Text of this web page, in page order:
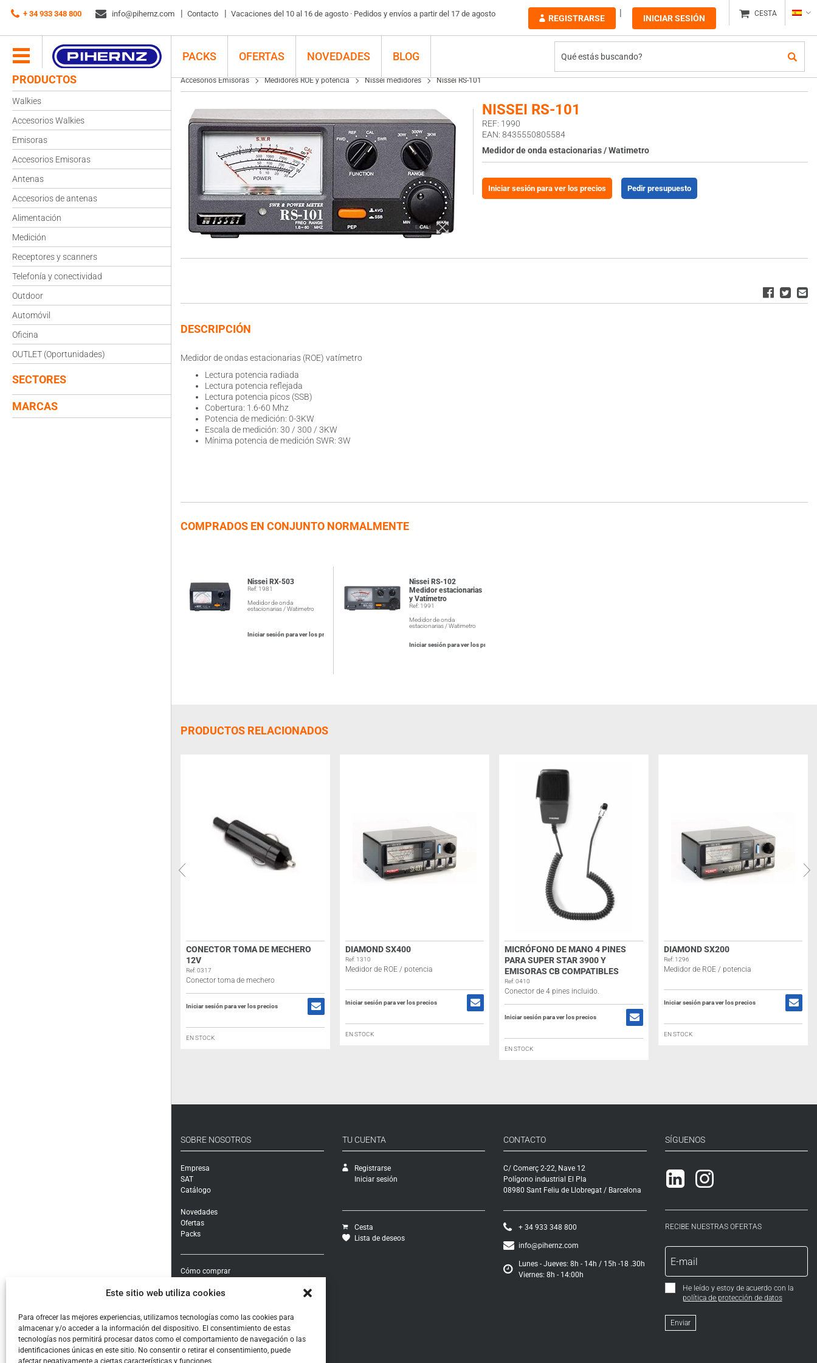
Este sitio web utiliza cookies
Para ofrecer las mejores experiencias, utilizamos tecnologías como las cookies para
almacenar y/o acceder a la información del dispositivo. El consentimiento de estas
tecnologías nos permitirá procesar datos como el comportamiento de navegación o las
identificaciones únicas en este sitio. No consentir o retirar el consentimiento, puede
afectar negativamente a ciertas características y funciones.
+ 34 933 348 800 info@pihernz.com Contacto Vacaciones del 10 al 16 de agosto · Pedidos y envíos a partir del 17 de agosto REGISTRARSE INICIAR SESIÓN CESTA
PACKS OFERTAS NOVEDADES
BLOG
PRODUCTOS
Walkies
Accesorios Walkies
Emisoras
Accesorios Emisoras
Antenas
Accesorios de antenas
Alimentación
Medición
Receptores y scanners
Telefonía y conectividad
Outdoor
Automóvil
Oficina
OUTLET (Oportunidades)
SECTORES
MARCAS
Accesorios Emisoras Medidores ROE y potencia Nissei medidores Nissei RS-101
Accesorios Emisoras Medidores ROE y potencia Nissei medidores Nissei RS-101
Expand
NISSEI RS-101
REF: 1990
EAN: 8435550805584
Medidor de onda estacionarias / Watimetro
Iniciar sesión para ver los precios Pedir presupuesto
DESCRIPCIÓN
Medidor de ondas estacionarias (ROE) vatímetro
Lectura potencia radiada
Lectura potencia reflejada
Lectura potencia picos (SSB)
Cobertura: 1.6-60 Mhz
Potencia de medición: 0-3KW
Escala de medición: 30 / 300 / 3KW
Mínima potencia de medición SWR: 3W
COMPRADOS EN CONJUNTO NORMALMENTE
Nissei RX-503
Ref: 1981
Medidor de onda
estacionarias / Watimetro
Iniciar sesión para ver los precios
Nissei RS-102
Medidor estacionarias
y Vatímetro
Ref: 1991
Medidor de onda
estacionarias / Watimetro
Iniciar sesión para ver los precios
PRODUCTOS RELACIONADOS
CONECTOR TOMA DE MECHERO
12V
Ref: 0317
Conector toma de mechero
Iniciar sesión para ver los precios
EN STOCK
DIAMOND SX400
Ref: 1310
Medidor de ROE / potencia
Iniciar sesión para ver los precios
EN STOCK
MICRÓFONO DE MANO 4 PINES
PARA SUPER STAR 3900 Y
EMISORAS CB COMPATIBLES
Ref: 0410
Conector de 4 pines incluido.
Iniciar sesión para ver los precios
EN STOCK
DIAMOND SX200
Ref: 1296
Medidor de ROE / potencia
Iniciar sesión para ver los precios
EN STOCK
SOBRE NOSOTROS
Empresa
SAT
Catálogo
Novedades
Ofertas
Packs
Cómo comprar
Garantía, cambios y devoluciones
Condiciones generales de contratación
Aviso legal
Política de Privacidad
Cookies
TU CUENTA
Registrarse
Iniciar sesión
Cesta
Lista de deseos
CONTACTO
C/ Comerç 2-22, Nave 12
Polígono industrial El Pla
08980 Sant Feliu de Llobregat / Barcelona
+ 34 933 348 800
info@pihernz.com
Lunes - Jueves: 8h - 14h / 15h -18 .30h
Viernes: 8h - 14:00h
SÍGUENOS
Linkedin
Instagram
RECIBE NUESTRAS OFERTAS
He leído y estoy de acuerdo con la
política de protección de datos